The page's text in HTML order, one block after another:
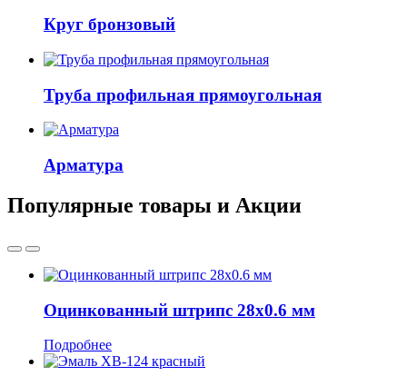
Круг бронзовый
Труба профильная прямоугольная
Арматура
Популярные товары и Акции
Оцинкованный штрипс 28x0.6 мм
Подробнее